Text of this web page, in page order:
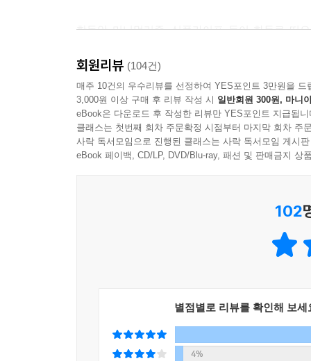
은 상대적이기 때문이다.
--- 「제4장 _당신의 시간을 정리해드립니다」 중
우리가 생각을 잘 정리해야 하는 이유는 행동을
원하는 결과를 얻기 어렵다. 그리고 생각정리를
는 결과를 얻을 수 없다. 생각하고 행동하는 것,
문제해결에도 기본적인 순서가 있다. 어떤 문제를
문제해결은 다음의 4단계를 따른다. ① 문제가
지 찾아내Where, ④ 어떻게 해야 할지를 생각해
--- 「제6장 _당신의 문제를 정리해드립니다」 중에서
한동안 미니멀리즘, 심플라이프 등이 화두로 떠
생각을 비우는 게 능사는 아니다. 중요한 건 어수
《당신의 생각을 정리해드립니다》를 차근차근
또한 생각정리를 통해 삶의 태도와 방향이 달라지
일, 감정, 관계에서 잡동사니를 걷어낸 뒤 찾아온
생각정리 습관이 운명을 바꾸는 습관이 된다!
체계적으로 이뤄낼 수 있는 목표설정 방법, 내
다가설 수 있다.”라고 말한다. 어찌 보면 생각정
저자는 자신을 가리켜 “내가 생각한 것을 반드시
20킬로그램을 감량했으며, 많은 이들이 어려
작심삼일이 되기 쉬운 독서, 운동, 다이어트, 1일
회원리뷰 (104건)
매주 10건의 우수리뷰를 선정하여 YES포인트 3만원을 드
3,000원 이상 구매 후 리뷰 작성 시 일반회원 300원, 마니
eBook은 다운로드 후 작성한 리뷰만 YES포인트 지급됩니
클래스는 첫번째 회차 주문확정 시점부터 마지막 회차 주
사락 독서모임으로 진행된 클래스는 사락 독서모임 게시
eBook 페이백, CD/LP, DVD/Blu-ray, 패션 및 판매금지 상
102
별점별로 리뷰를 확인해 보세
4%